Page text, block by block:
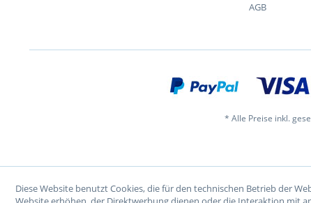
AGB
* Alle Preise inkl.
Diese Website benutzt Cookies, die für den technischen Betrieb der